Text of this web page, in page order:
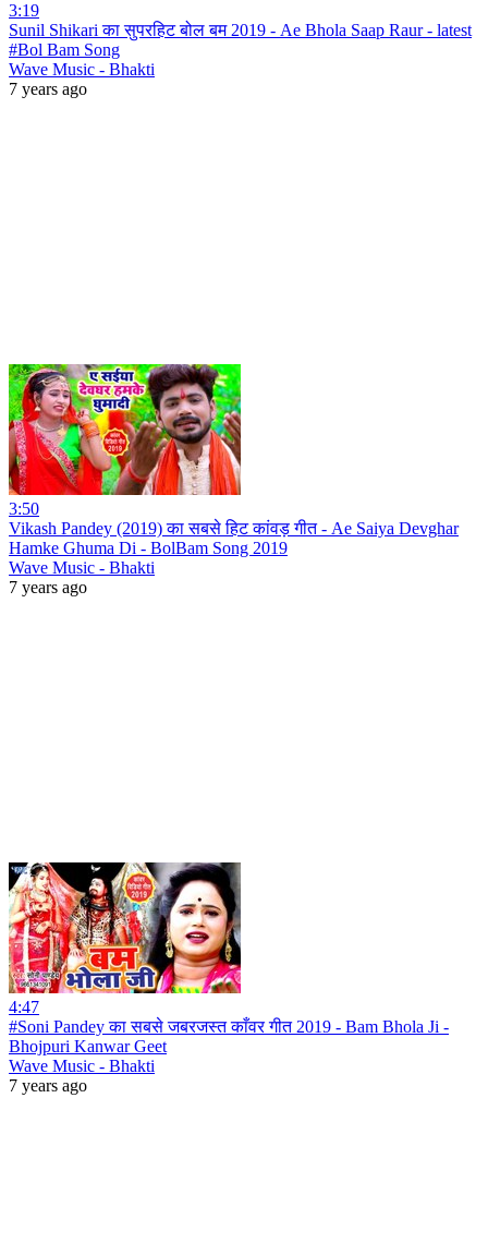
3:19
Sunil Shikari का सुपरहिट बोल बम 2019 - Ae Bhola Saap Raur - latest
#Bol Bam Song
Wave Music - Bhakti
7 years ago
3:50
Vikash Pandey (2019) का सबसे हिट कांवड़ गीत - Ae Saiya Devghar
Hamke Ghuma Di - BolBam Song 2019
Wave Music - Bhakti
7 years ago
4:47
#Soni Pandey का सबसे जबरजस्त काँवर गीत 2019 - Bam Bhola Ji -
Bhojpuri Kanwar Geet
Wave Music - Bhakti
7 years ago